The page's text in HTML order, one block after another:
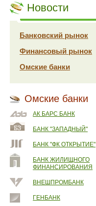
Новости
Банковский рынок
Финансовый рынок
Омские банки
Омские банки
АК БАРС БАНК
БАНК "ЗАПАДНЫЙ"
БАНК "ФК ОТКРЫТИЕ"
БАНК ЖИЛИЩНОГО
ФИНАНСИРОВАНИЯ
ВНЕШПРОМБАНК
ГЕНБАНК